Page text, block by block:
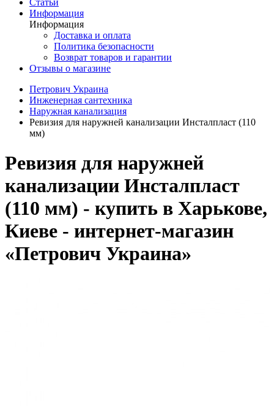
Информация
Информация
Доставка и оплата
Политика безопасности
Возврат товаров и гарантии
Отзывы о магазине
Петрович Украина
Инженерная сантехника
Наружная канализация
Ревизия для наружней канализации Инсталпласт (110
мм)
Ревизия для наружней
канализации Инсталпласт
(110 мм) - купить в Харькове,
Киеве - интернет-магазин
«Петрович Украина»